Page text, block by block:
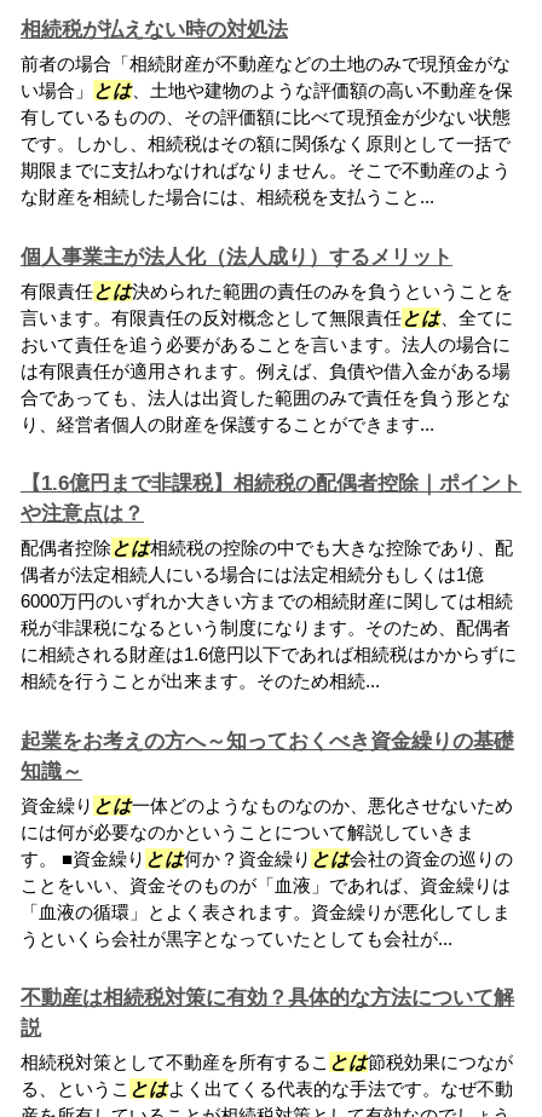
相続税が払えない時の対処法
前者の場合「相続財産が不動産などの土地のみで現預金がな
い場合」
とは、土地や建物のような評価額の高い不動産を保
有しているものの、その評価額に比べて現預金が少ない状態
です。しかし、相続税はその額に関係なく原則として一括で
期限までに支払わなければなりません。そこで不動産のよう
な財産を相続した場合には、相続税を支払うこと...
個人事業主が法人化（法人成り）するメリット
有限責任とは決められた範囲の責任のみを負うということを
言います。有限責任の反対概念として無限責任とは、全てに
おいて責任を追う必要があることを言います。法人の場合に
は有限責任が適用されます。例えば、負債や借入金がある場
合であっても、法人は出資した範囲のみで責任を負う形とな
り、経営者個人の財産を保護することができます...
【1.6億円まで非課税】相続税の配偶者控除｜ポイント
や注意点は？
配偶者控除とは相続税の控除の中でも大きな控除であり、配
偶者が法定相続人にいる場合には法定相続分もしくは1億
6000万円のいずれか大きい方までの相続財産に関しては相続
税が非課税になるという制度になります。そのため、配偶者
に相続される財産は1.6億円以下であれば相続税はかからずに
相続を行うことが出来ます。そのため相続...
起業をお考えの方へ～知っておくべき資金繰りの基礎
知識～
資金繰り とは一体どのようなものなのか、悪化させないため
には何が必要なのかということについて解説していきま
す。 ■資金繰り とは何か？資金繰り とは会社の資金の巡りの
ことをいい、資金そのものが「血液」であれば、資金繰りは
「血液の循環」とよく表されます。資金繰りが悪化してしま
うといくら会社が黒字となっていたとしても会社が...
不動産は相続税対策に有効？具体的な方法について解
説
相続税対策として不動産を所有するこ とは節税効果につなが
る、というこ とはよく出てくる代表的な手法です。なぜ不動